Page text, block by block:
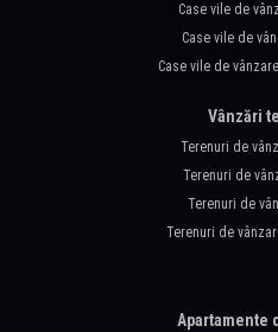
Case vile de
Case vile de
Case vile de
Vânzări
Terenuri de
Terenuri de
Terenuri de
Terenuri de
Apartamente